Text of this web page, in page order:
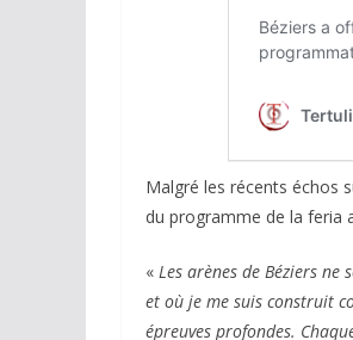
Malgré les récents échos
du programme de la feria
« Les arènes de Béziers
et où je me suis construit
épreuves profondes.